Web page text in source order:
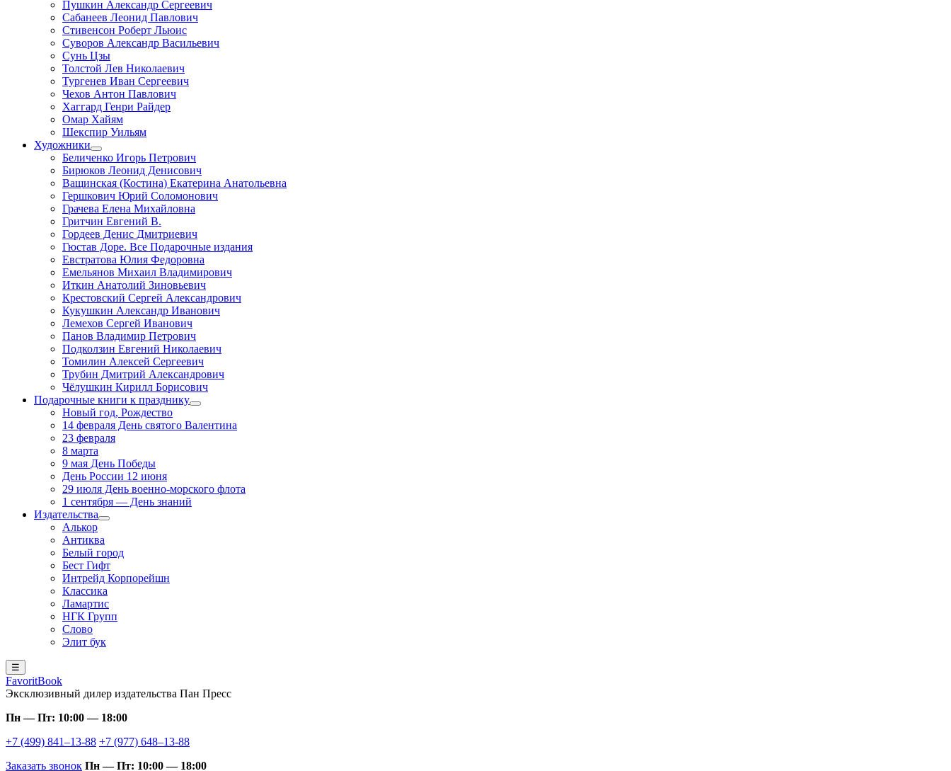
Пушкин Александр Сергеевич
Сабанеев Леонид Павлович
Стивенсон Роберт Льюис
Суворов Александр Васильевич
Сунь Цзы
Толстой Лев Николаевич
Тургенев Иван Сергеевич
Чехов Антон Павлович
Хаггард Генри Райдер
Омар Хайям
Шекспир Уильям
Художники
Беличенко Игорь Петрович
Бирюков Леонид Денисович
Ващинская (Костина) Екатерина Анатольевна
Гершкович Юрий Соломонович
Грачева Елена Михайловна
Гритчин Евгений В.
Гордеев Денис Дмитриевич
Гюстав Доре. Все Подарочные издания
Евстратова Юлия Федоровна
Емельянов Михаил Владимирович
Иткин Анатолий Зиновьевич
Крестовский Сергей Александрович
Кукушкин Александр Иванович
Лемехов Сергей Иванович
Панов Владимир Петрович
Подколзин Евгений Николаевич
Томилин Алексей Сергеевич
Трубин Дмитрий Александрович
Чёлушкин Кирилл Борисович
Подарочные книги к празднику
Новый год, Рождество
14 февраля День святого Валентина
23 февраля
8 марта
9 мая День Победы
День России 12 июня
29 июля День военно-морского флота
1 сентября — День знаний
Издательства
Алькор
Антиква
Белый город
Бест Гифт
Интрейд Корпорейшн
Классика
Ламартис
НГК Групп
Слово
Элит бук
☰
FavoritBook
Эксклюзивный дилер издательства Пан Пресс
Пн — Пт: 10:00 — 18:00
+7 (499) 841–13-88 +7 (977) 648–13-88
Заказать звонок Пн — Пт: 10:00 — 18:00